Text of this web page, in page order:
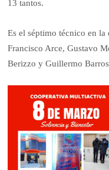
13 tantos.
Es el séptimo técnico en
Francisco Arce, Gustavo
Berizzo y Guillermo